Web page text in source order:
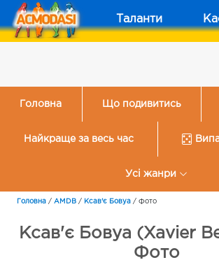
Таланти
Головна Що подивитись
Найкраще за весь час
Усі жанри
Головна / AMDB / Ксав'є Бовуа / Фото
Ксав'є Бовуа (Xavier
Фото